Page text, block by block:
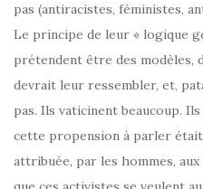
pas (antiracistes, féministes,
Le principe de leur « logique
prétendent être des modèles,
devrait leur ressembler, et,
pas. Ils vaticinent beaucoup.
cette propension à parler
attribuée, par les hommes,